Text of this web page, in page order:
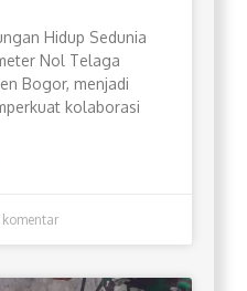
Hidup Sedunia
Nol Telaga
Bogor, menjadi
kolaborasi